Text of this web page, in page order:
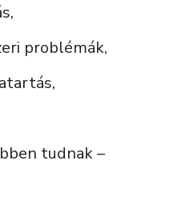
problémák,
tudnak –